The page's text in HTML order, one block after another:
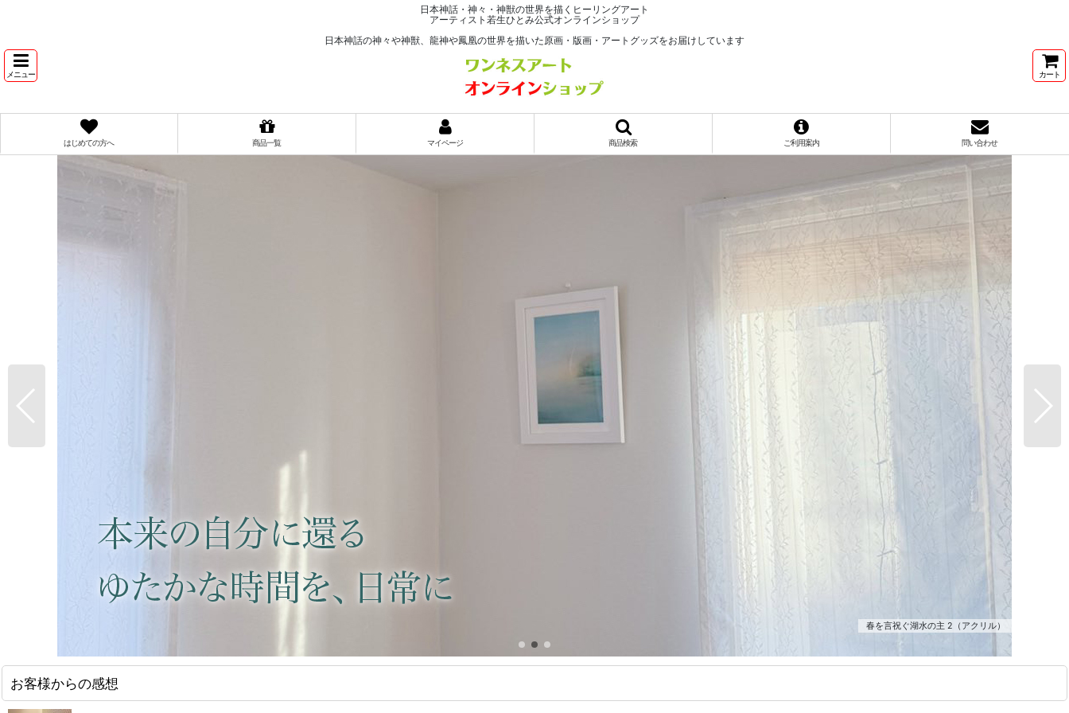
日本神話・神々・神獣の世界を描くヒーリングアート
アーティスト若生ひとみ公式オンラインショップ
日本神話の神々や神獣、龍神や鳳凰の世界を描いた原画・版画・アートグッズをお届けしています
メニュー カート
はじめての方へ 商品一覧 マイページ 商品検索 ご利用案内 問い合わせ
春を言祝ぐ湖水の主 2（アクリル）
お客様からの感想